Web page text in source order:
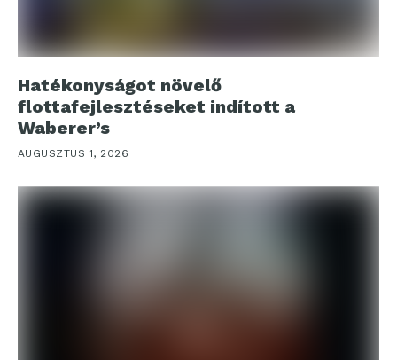
Hatékonyságot növelő
flottafejlesztéseket indított a
Waberer’s
AUGUSZTUS 1, 2026